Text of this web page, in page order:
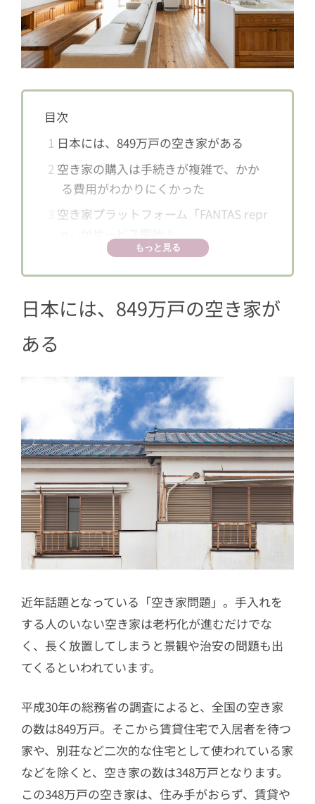
目次
1 日本には、849万戸の空き家がある
2 空き家の購入は手続きが複雑で、かか
る費用がわかりにくかった
空き家プラットフォーム「FANTAS repr
現在は一都三県でのサービス提供。202
1年末からは全国展開予定
5空き家は、コロナ禍で新しい住まい方
もっと見る
日本には、849万戸の空き家が
ある
近年話題となっている「空き家問題」。手入れを
する人のいない空き家は老朽化が進むだけでな
く、長く放置してしまうと景観や治安の問題も出
てくるといわれています。
平成30年の総務省の調査によると、全国の空き家
の数は849万戸。そこから賃貸住宅で入居者を待つ
家や、別荘など二次的な住宅として使われている家
などを除くと、空き家の数は348万戸となります。
この348万戸の空き家は、住み手がおらず、賃貸や